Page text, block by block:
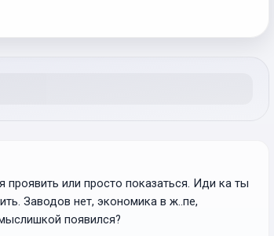
или просто показаться. Иди ка ты
Заводов нет, экономика в ж..пе,
появился?